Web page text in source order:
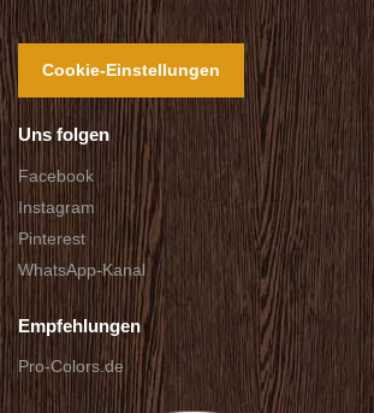
Cookie-Einstellungen
Uns folgen
Facebook
Instagram
Pinterest
WhatsApp-Kanal
Empfehlungen
Pro-Colors.de